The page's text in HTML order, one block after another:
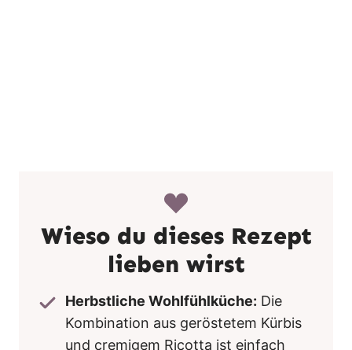
Wieso du dieses Rezept
lieben wirst
Herbstliche Wohlfühlküche: Die
Kombination aus geröstetem Kürbis
und cremigem Ricotta ist einfach